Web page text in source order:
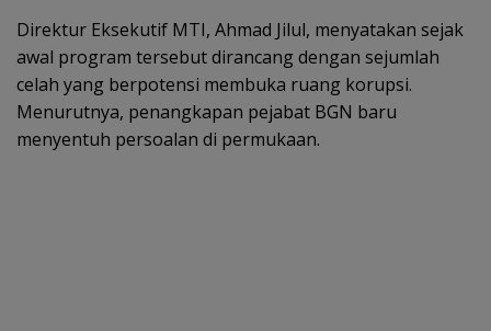
Direktur Eksekutif MTI, Ahmad Jilul, menyatakan sejak
awal program tersebut dirancang dengan sejumlah
celah yang berpotensi membuka ruang korupsi.
Menurutnya, penangkapan pejabat BGN baru
menyentuh persoalan di permukaan.